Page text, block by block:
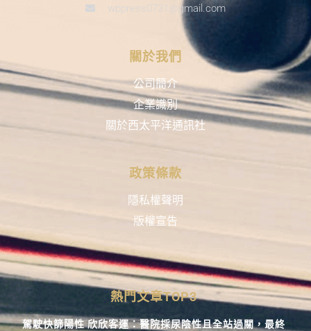
wppress0731@gmail.com
關於我們
公司簡介
企業識別
關於西太平洋通訊社
政策條款
隱私權聲明
版權宣告
熱門文章TOP3
駕駛快篩陽性 欣欣客運：醫院採尿陰性且全站過關，最終